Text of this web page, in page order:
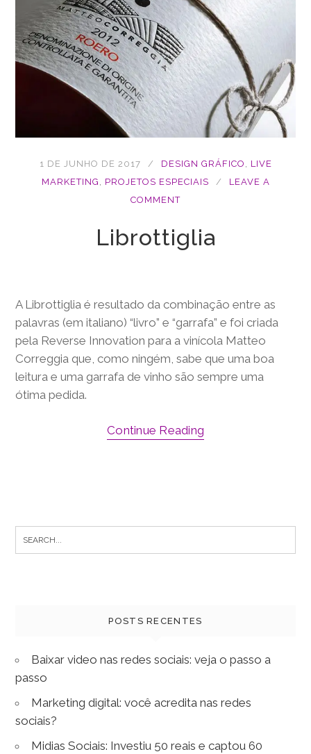
1 DE JUNHO DE 2017 DESIGN GRÁFICO , LIVE
MARKETING , PROJETOS ESPECIAIS
LEAVE A
COMMENT
Librottiglia
A Librottiglia é resultado da combinação entre as
palavras (em italiano) “livro” e “garrafa” e foi criada
pela Reverse Innovation para a vinícola Matteo
Correggia que, como ningém, sabe que uma boa
leitura e uma garrafa de vinho são sempre uma
ótima pedida.
Continue Reading
Search
for:
POSTS RECENTES
Baixar video nas redes sociais: veja o passo a
passo
Marketing digital: você acredita nas redes
sociais?
Midias Sociais: Investiu 50 reais e captou 60